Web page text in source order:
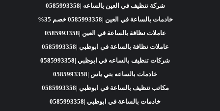
شركة تنظيف في العين بالساعه |0585993358
خادمات بالساعة في العين |0585993358|خصم 35%
عاملات نظافة بالساعة في العين |0585993358
عاملات نظافة بالساعة في ابوظبي |0585993358
شركات تنظيف بالساعه في ابوظبي |0585993358
خادمات بالساعه بني ياس |0585993358
مكاتب تنظيف بالساعة في ابوظبي |0585993358
خادمات بالساعة في ابوظبي |0585993358